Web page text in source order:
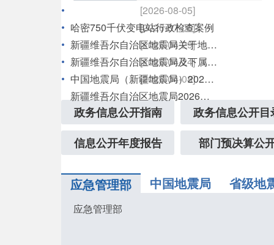
[2026-08-05]
哈密750千伏变电站行政检查案例
[2026-07-06]
新疆维吾尔自治区地震局关于地震预警信息转发服务授权单位的公告
[2026-04-29]
新疆维吾尔自治区地震局及下属单位综合性涉企收费目录清单
[2026-04-24]
中国地震局（新疆地震局）2026年度 事业单位公开招聘拟聘用公告
[2026-04-08]
新疆维吾尔自治区地震局2026年行政检查计划统计表
政务信息公开指南
政务信息公开目
信息公开年度报告
部门预决算公
应急管理部 中国地震局 省级地
应急管理部